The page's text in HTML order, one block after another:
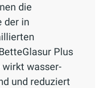
die
der in
Plus
wasser-
und reduziert